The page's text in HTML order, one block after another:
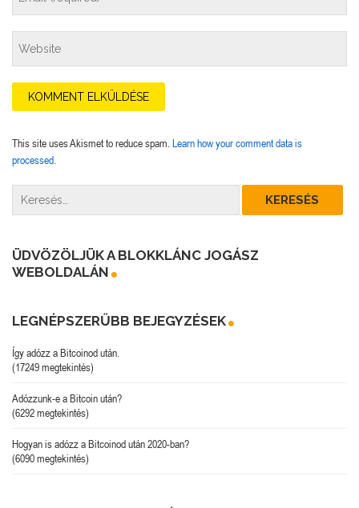
This site uses Akismet to reduce spam. Learn how your comment data is
processed.
ÜDVÖZÖLJÜK A BLOKKLÁNC JOGÁSZ
WEBOLDALÁN
LEGNÉPSZERŰBB BEJEGYZÉSEK
Így adózz a Bitcoinod után.
(17249 megtekintés)
Adózzunk-e a Bitcoin után?
(6292 megtekintés)
Hogyan is adózz a Bitcoinod után 2020-ban?
(6090 megtekintés)